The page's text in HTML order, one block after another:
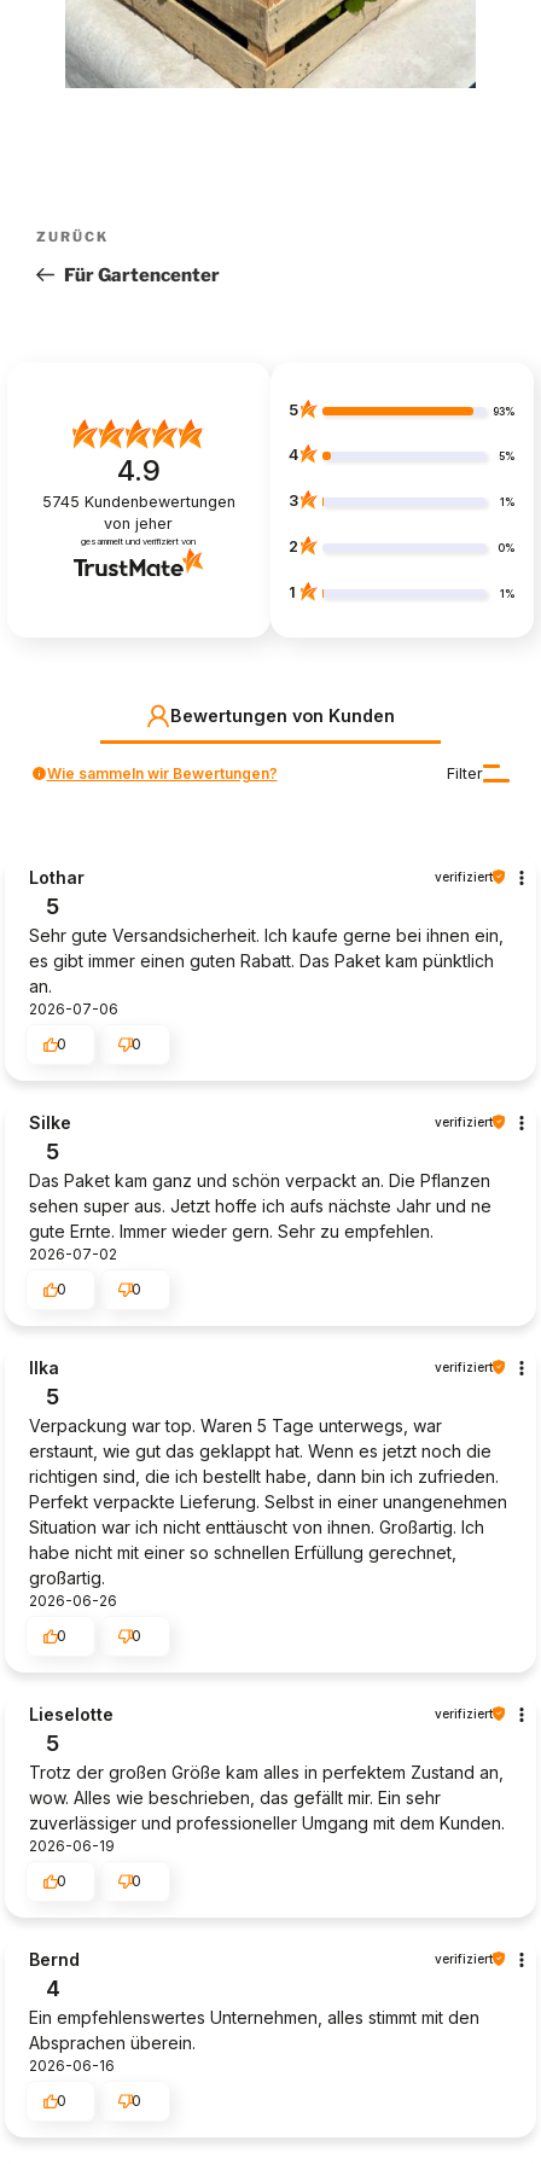
Beitragsnavigation
Vorheriger
Beitrag
ZURÜCK
Für Gartencenter
4.9
5745 Kundenbewertungen
von jeher
gesammelt und verifiziert von
5 93%
4 5%
3 1%
2 0%
1 1%
Bewertungen von Kunden
Filter
Wie sammeln wir Bewertungen?
Lothar verifiziert
5
Sehr gute Versandsicherheit. Ich kaufe gerne bei ihnen ein,
es gibt immer einen guten Rabatt. Das Paket kam pünktlich
an.
2026-07-06
0
0
Silke verifiziert
5
Das Paket kam ganz und schön verpackt an. Die Pflanzen
sehen super aus. Jetzt hoffe ich aufs nächste Jahr und ne
gute Ernte. Immer wieder gern. Sehr zu empfehlen.
2026-07-02
0
0
Ilka verifiziert
5
Verpackung war top. Waren 5 Tage unterwegs, war
erstaunt, wie gut das geklappt hat. Wenn es jetzt noch die
richtigen sind, die ich bestellt habe, dann bin ich zufrieden.
Perfekt verpackte Lieferung. Selbst in einer unangenehmen
Situation war ich nicht enttäuscht von ihnen. Großartig. Ich
habe nicht mit einer so schnellen Erfüllung gerechnet,
großartig.
2026-06-26
0
0
Lieselotte verifiziert
5
Trotz der großen Größe kam alles in perfektem Zustand an,
wow. Alles wie beschrieben, das gefällt mir. Ein sehr
zuverlässiger und professioneller Umgang mit dem Kunden.
2026-06-19
0
0
Bernd verifiziert
4
Ein empfehlenswertes Unternehmen, alles stimmt mit den
Absprachen überein.
2026-06-16
0
0